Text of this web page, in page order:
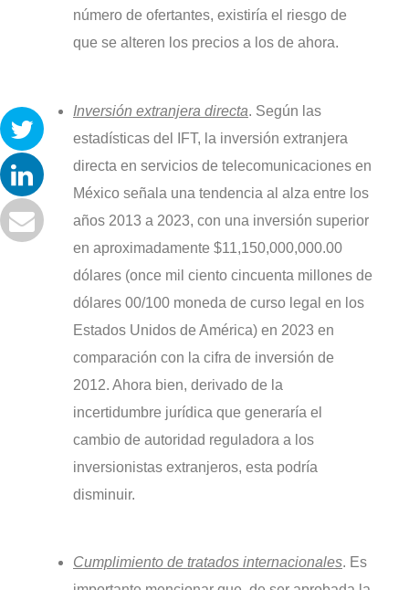
número de ofertantes, existiría el riesgo de
que se alteren los precios a los de ahora.
Inversión extranjera directa. Según las
estadísticas del IFT, la inversión extranjera
directa en servicios de telecomunicaciones en
México señala una tendencia al alza entre los
años 2013 a 2023, con una inversión superior
en aproximadamente $11,150,000,000.00
dólares (once mil ciento cincuenta millones de
dólares 00/100 moneda de curso legal en los
Estados Unidos de América) en 2023 en
comparación con la cifra de inversión de
2012. Ahora bien, derivado de la
incertidumbre jurídica que generaría el
cambio de autoridad reguladora a los
inversionistas extranjeros, esta podría
disminuir.
Cumplimiento de tratados internacionales. Es